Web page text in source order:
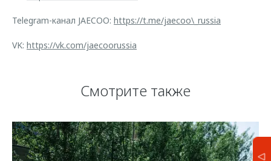
Telegram-канал JAECOO: https://t.me/jaecoo\_russia
VK: https://vk.com/jaecoorussia
Смотрите также